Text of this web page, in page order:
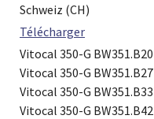
Schweiz (CH)
Télécharger
Vitocal 350-G BW351.B20
Vitocal 350-G BW351.B27
Vitocal 350-G BW351.B33
Vitocal 350-G BW351.B42